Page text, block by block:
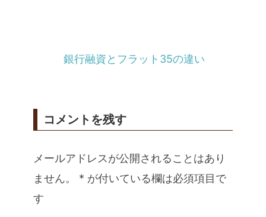
銀行融資とフラット35の違い
コメントを残す
メールアドレスが公開されることはあり
ません。
* が付いている欄は必須項目で
す